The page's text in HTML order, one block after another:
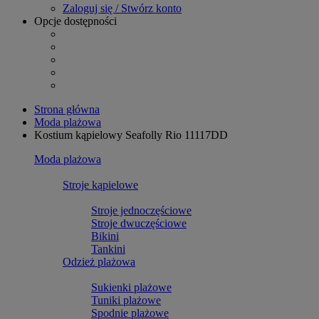
Zaloguj się / Stwórz konto
Opcje dostępności
Strona główna
Moda plażowa
Kostium kąpielowy Seafolly Rio 11117DD
Moda plażowa
Stroje kąpielowe
Stroje jednoczęściowe
Stroje dwuczęściowe
Bikini
Tankini
Odzież plażowa
Sukienki plażowe
Tuniki plażowe
Spodnie plażowe